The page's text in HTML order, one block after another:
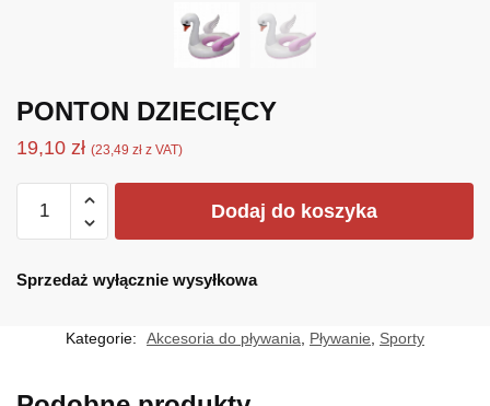
PONTON DZIECIĘCY
19,10 zł (23,49 zł z VAT)
PONTON
Dodaj do koszyka
Sprzedaż wyłącznie wysyłkowa
Kategorie: Akcesoria do pływania Pływanie Sporty